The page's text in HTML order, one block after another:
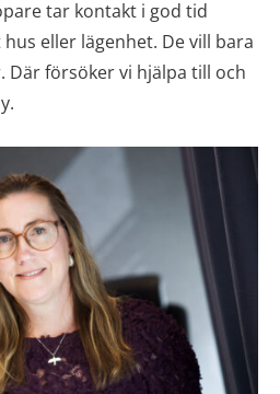
tar kontakt i god tid
eller lägenhet. De vill bara
försöker vi hjälpa till och